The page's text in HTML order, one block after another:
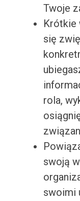
Twoje
Krótkie
się
rola,
swoją
swoimi